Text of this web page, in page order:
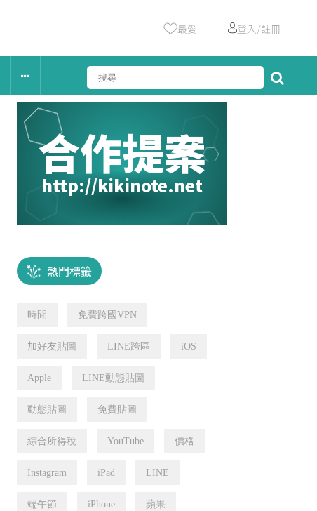
最愛 ｜ 登入/註冊
合作提案
http://kikinote.net
熱門標籤
時間 免費跨國VPN
加好友貼圖 LINE跨區 iOS
Apple LINE動態貼圖
動態貼圖 免費貼圖
綜合所得稅 YouTube 價格
Instagram iPad LINE
端午節 iPhone 蘋果